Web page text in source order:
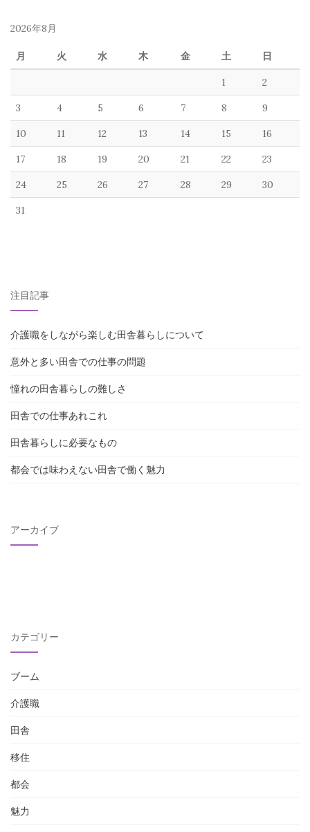
2026年8月
月 火 水 木 金 土 日
1 2
3 4 5 6 7 8 9
10 11 12 13 14 15 16
17 18 19 20 21 22 23
24 25 26 27 28 29 30
31
注目記事
介護職をしながら楽しむ田舎暮らしについて
意外と多い田舎での仕事の問題
憧れの田舎暮らしの難しさ
田舎での仕事あれこれ
田舎暮らしに必要なもの
都会では味わえない田舎で働く魅力
アーカイブ
カテゴリー
ブーム
介護職
田舎
移住
都会
魅力